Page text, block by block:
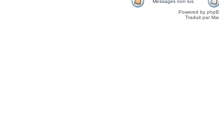
Messages non lus
Powered by
Traduit par